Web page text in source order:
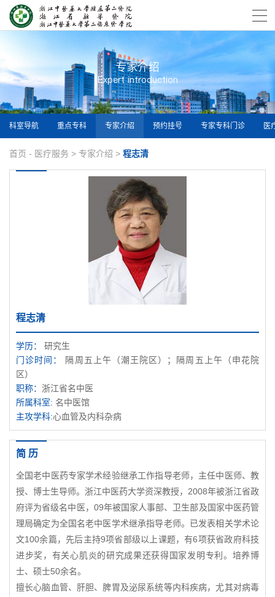
专家介绍
Expert introduction
科室导航 重点专科 专家介绍 预约挂号 专家专科门诊 医
首页 - 医疗服务 > 专家介绍 > 程志清
程志清
学历： 研究生
门诊时间： 隔周五上午（潮王院区）；隔周五上午（申花院
区）
职称： 浙江省名中医
所属科室: 名中医馆
主攻学科:心血管及内科杂病
简 历
全国老中医药专家学术经验继承工作指导老师，主任中医师、教
授、博士生导师。浙江中医药大学资深教授，2008年被浙江省政
府评为省级名中医，09年被国家人事部、卫生部及国家中医药管
理局确定为全国名老中医学术继承指导老师。已发表相关学术论
文100余篇，先后主持9项省部级以上课题，有6项获省政府科技
进步奖，有关心肌炎的研究成果还获得国家发明专利。培养博
士、硕士50余名。
擅长心脑血管、肝胆、脾胃及泌尿系统等内科疾病，尤其对病毒